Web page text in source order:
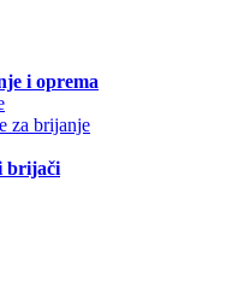
i oprema
za brijanje
brijači